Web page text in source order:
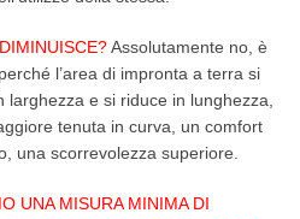
Assolutamente no, è
l’area di impronta a terra si
e si riduce in lunghezza,
tenuta in curva, un comfort
una scorrevolezza superiore.
UNA MISURA MINIMA DI